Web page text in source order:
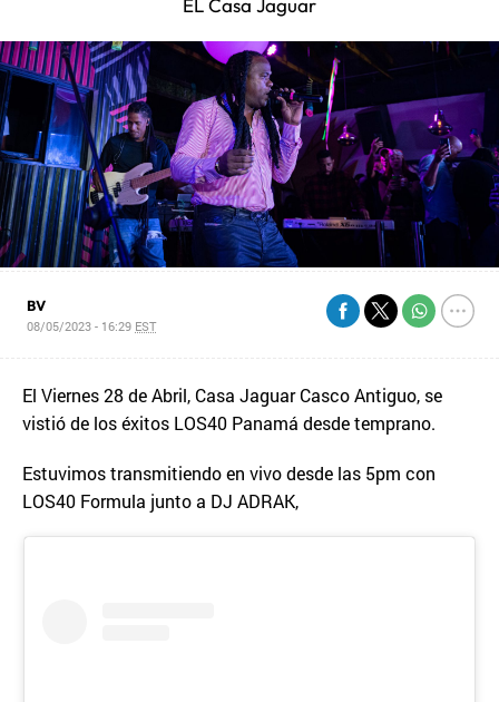
BV
08/05/2023 - 16:29 EST
El Viernes 28 de Abril, Casa Jaguar Casco Antiguo, se
vistió de los éxitos LOS40 Panamá desde temprano.
Estuvimos transmitiendo en vivo desde las 5pm con
LOS40 Formula junto a DJ ADRAK,